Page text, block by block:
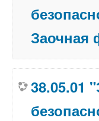
Заочная
38.05.01